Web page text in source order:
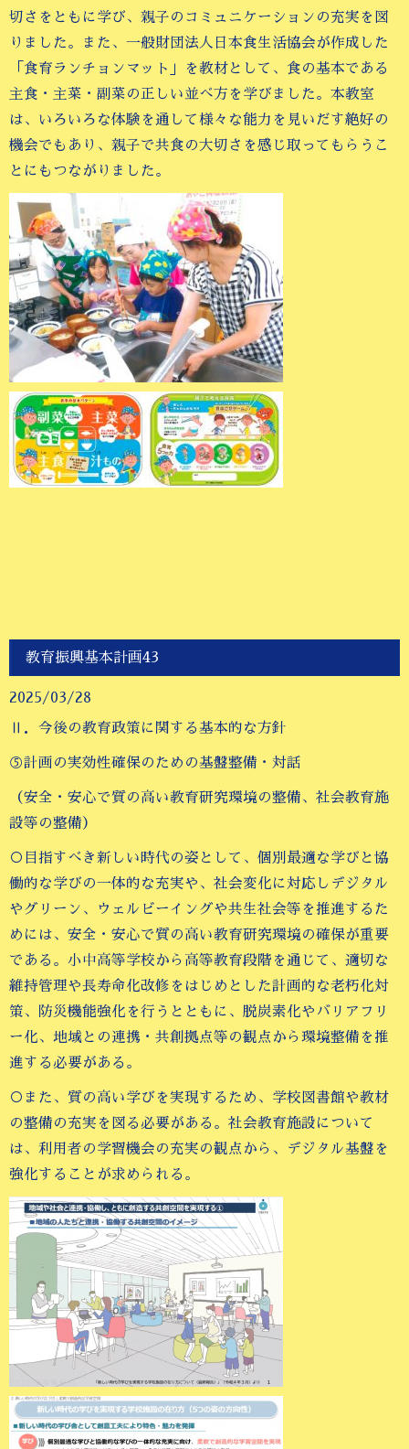
切さをともに学び、親子のコミュニケーションの充実を図
りました。また、一般財団法人日本食生活協会が作成した
「食育ランチョンマット」を教材として、食の基本である
主食・主菜・副菜の正しい並べ方を学びました。本教室
は、いろいろな体験を通して様々な能力を見いだす絶好の
機会でもあり、親子で共食の大切さを感じ取ってもらうこ
とにもつながりました。
教育振興基本計画43
2025/03/28
Ⅱ．今後の教育政策に関する基本的な方針
⑤計画の実効性確保のための基盤整備・対話
（安全・安心で質の高い教育研究環境の整備、社会教育施
設等の整備）
○目指すべき新しい時代の姿として、個別最適な学びと協
働的な学びの一体的な充実や、社会変化に対応しデジタル
やグリーン、ウェルビーイングや共生社会等を推進するた
めには、安全・安心で質の高い教育研究環境の確保が重要
である。小中高等学校から高等教育段階を通じて、適切な
維持管理や長寿命化改修をはじめとした計画的な老朽化対
策、防災機能強化を行うとともに、脱炭素化やバリアフリ
ー化、地域との連携・共創拠点等の観点から環境整備を推
進する必要がある。
○また、質の高い学びを実現するため、学校図書館や教材
の整備の充実を図る必要がある。社会教育施設について
は、利用者の学習機会の充実の観点から、デジタル基盤を
強化することが求められる。